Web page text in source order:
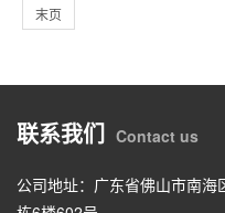
末页
联系我们 Contact us
公司地址：广东省佛山市南